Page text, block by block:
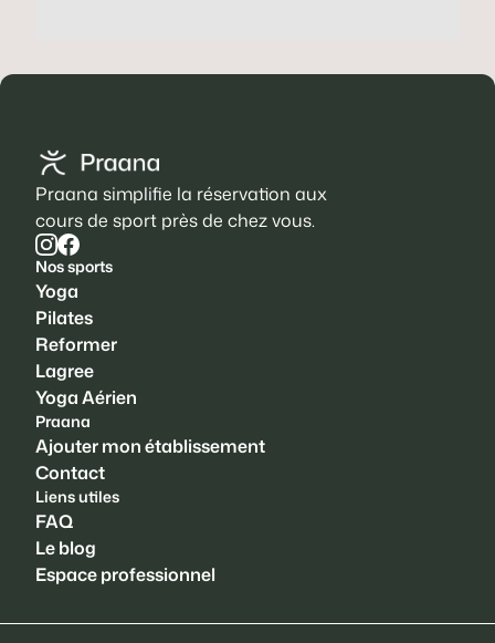
Praana simplifie la réservation aux
cours de sport près de chez vous.
Nos sports
Yoga
Pilates
Reformer
Lagree
Yoga Aérien
Praana
Ajouter mon établissement
Contact
Liens utiles
FAQ
Le blog
Espace professionnel